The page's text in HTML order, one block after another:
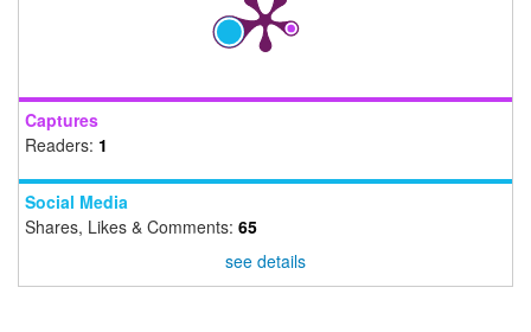
Captures
Readers: 1
Social Media
Shares, Likes & Comments: 65
see details